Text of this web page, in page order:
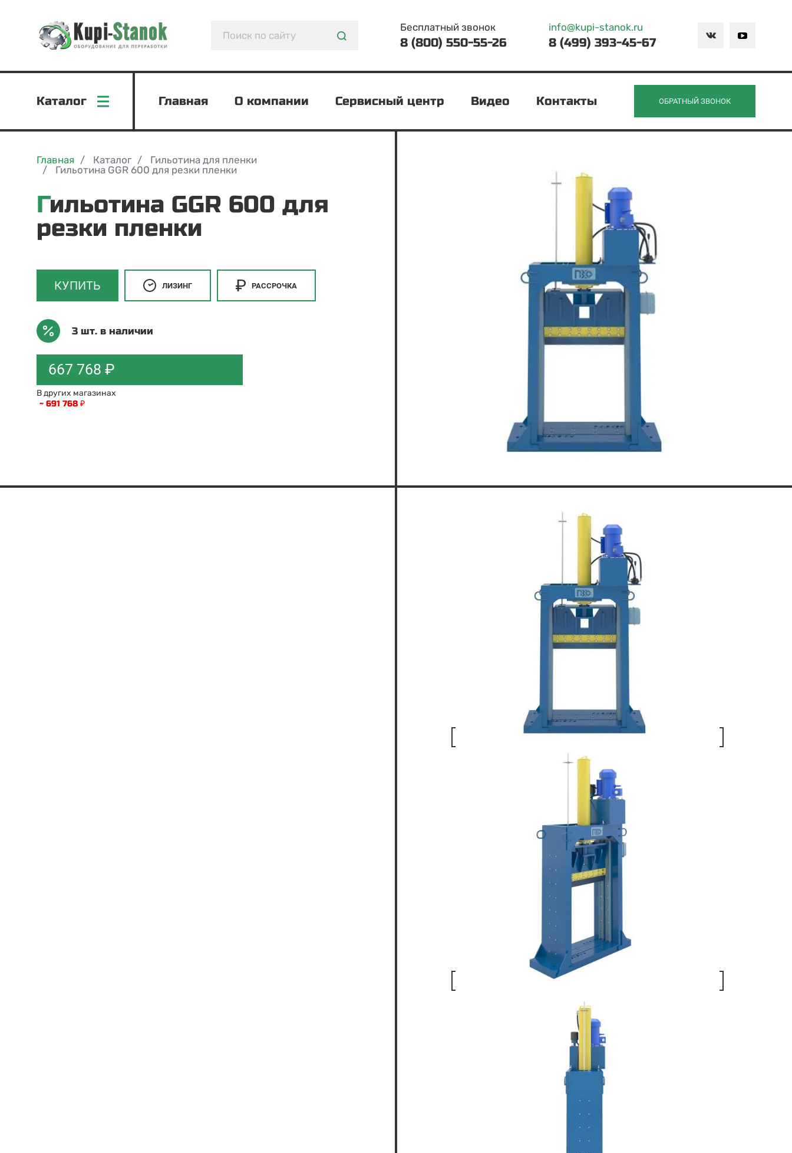
Бесплатный звонок
8 (800) 550-55-26
info@kupi-stanok.ru
8 (499) 393-45-67
Каталог Главная О компании Сервисный центр Видео Контакты ОБРАТНЫЙ ЗВОНОК
Главная Каталог
Гильотина для пленки
Гильотина GGR 600 для резки пленки
Гильотина GGR 600 для
резки пленки
КУПИТЬ ЛИЗИНГ РАССРОЧКА
3 шт. в наличии
667 768 ₽
В других магазинах
~ 691 768 ₽